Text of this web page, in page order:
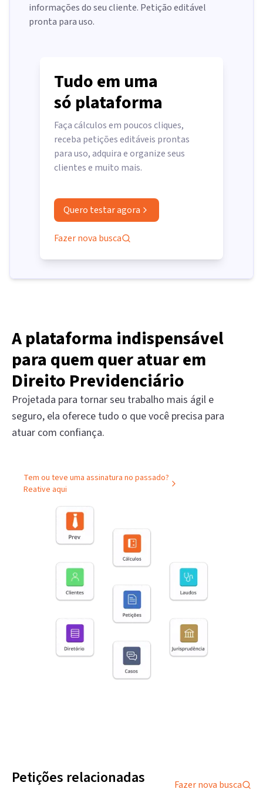
informações do seu cliente. Petição editável
pronta para uso.
Tudo em uma
só plataforma
Faça cálculos em poucos cliques,
receba petições editáveis prontas
para uso, adquira e organize seus
clientes e muito mais.
Quero testar agora
Fazer nova busca
A plataforma indispensável
para quem quer atuar em
Direito Previdenciário
Projetada para tornar seu trabalho mais ágil e
seguro, ela oferece tudo o que você precisa para
atuar com confiança.
Tem ou teve uma assinatura no passado?
Reative aqui
Petições relacionadas Fazer nova busca